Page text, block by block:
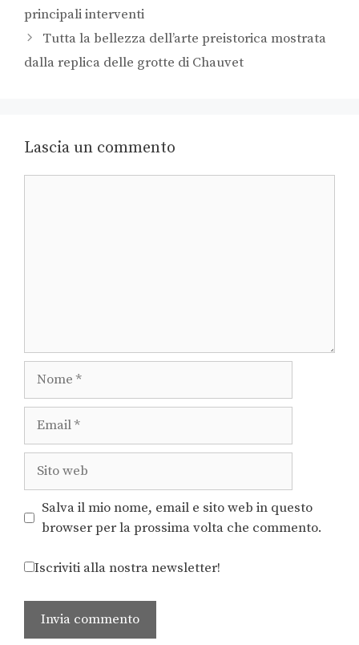
principali interventi
Tutta la bellezza dell’arte preistorica mostrata
dalla replica delle grotte di Chauvet
Lascia un commento
Salva il mio nome, email e sito web in questo
browser per la prossima volta che commento.
Iscriviti alla nostra newsletter!